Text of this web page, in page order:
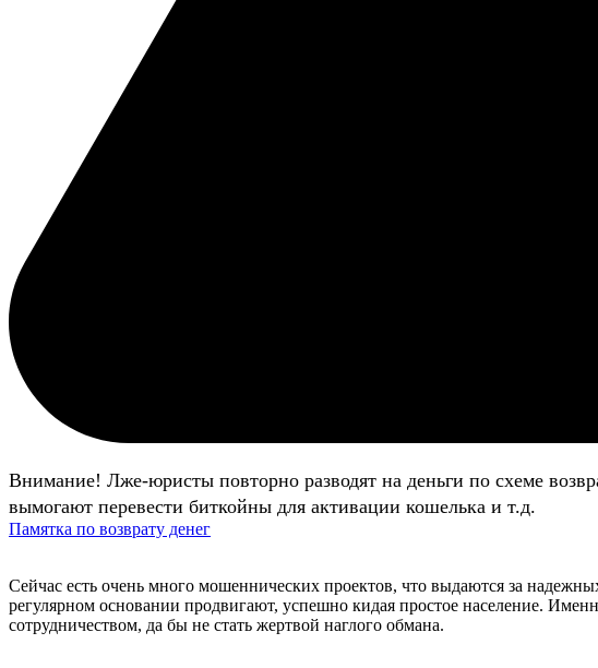
Внимание! Лже-юристы повторно разводят на деньги по схеме
вымогают перевести биткойны для активации кошелька и т.д.
Памятка по возврату денег
Сейчас есть очень много мошеннических проектов, что выдаются за
регулярном основании продвигают, успешно кидая простое население.
сотрудничеством, да бы не стать жертвой наглого обмана.